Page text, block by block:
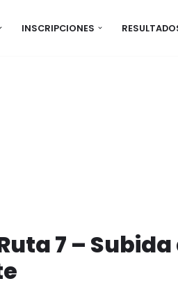
INSCRIPCIONES
7 –